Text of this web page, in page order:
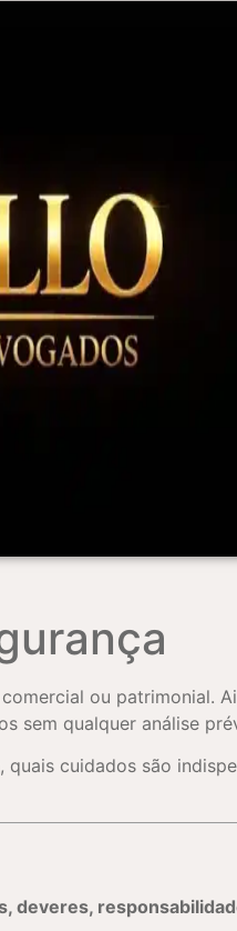
ou patrimonial.
sem qualquer análise
, quais cuidados são
deveres,